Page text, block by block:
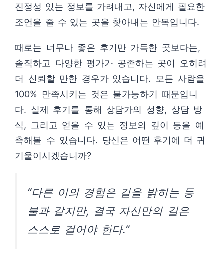
진정성 있는 정보를 가려내고, 자신에게 필요한
조언을 줄 수 있는 곳을 찾아내는 안목입니다.
때로는 너무나 좋은 후기만 가득한 곳보다는,
솔직하고 다양한 평가가 공존하는 곳이 오히려
더 신뢰할 만한 경우가 있습니다. 모든 사람을
100% 만족시키는 것은 불가능하기 때문입니
다. 실제 후기를 통해 상담가의 성향, 상담 방
식, 그리고 얻을 수 있는 정보의 깊이 등을 예
측해볼 수 있습니다. 당신은 어떤 후기에 더 귀
기울이시겠습니까?
“다른 이의 경험은 길을 밝히는 등
불과 같지만, 결국 자신만의 길은
스스로 걸어야 한다.”